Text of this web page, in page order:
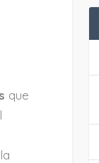
que